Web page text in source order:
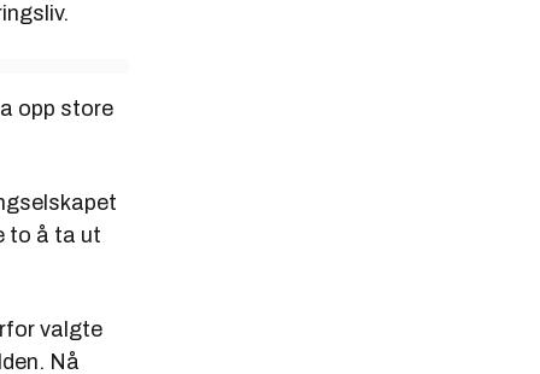
opp store
to å ta ut
valgte
Nå